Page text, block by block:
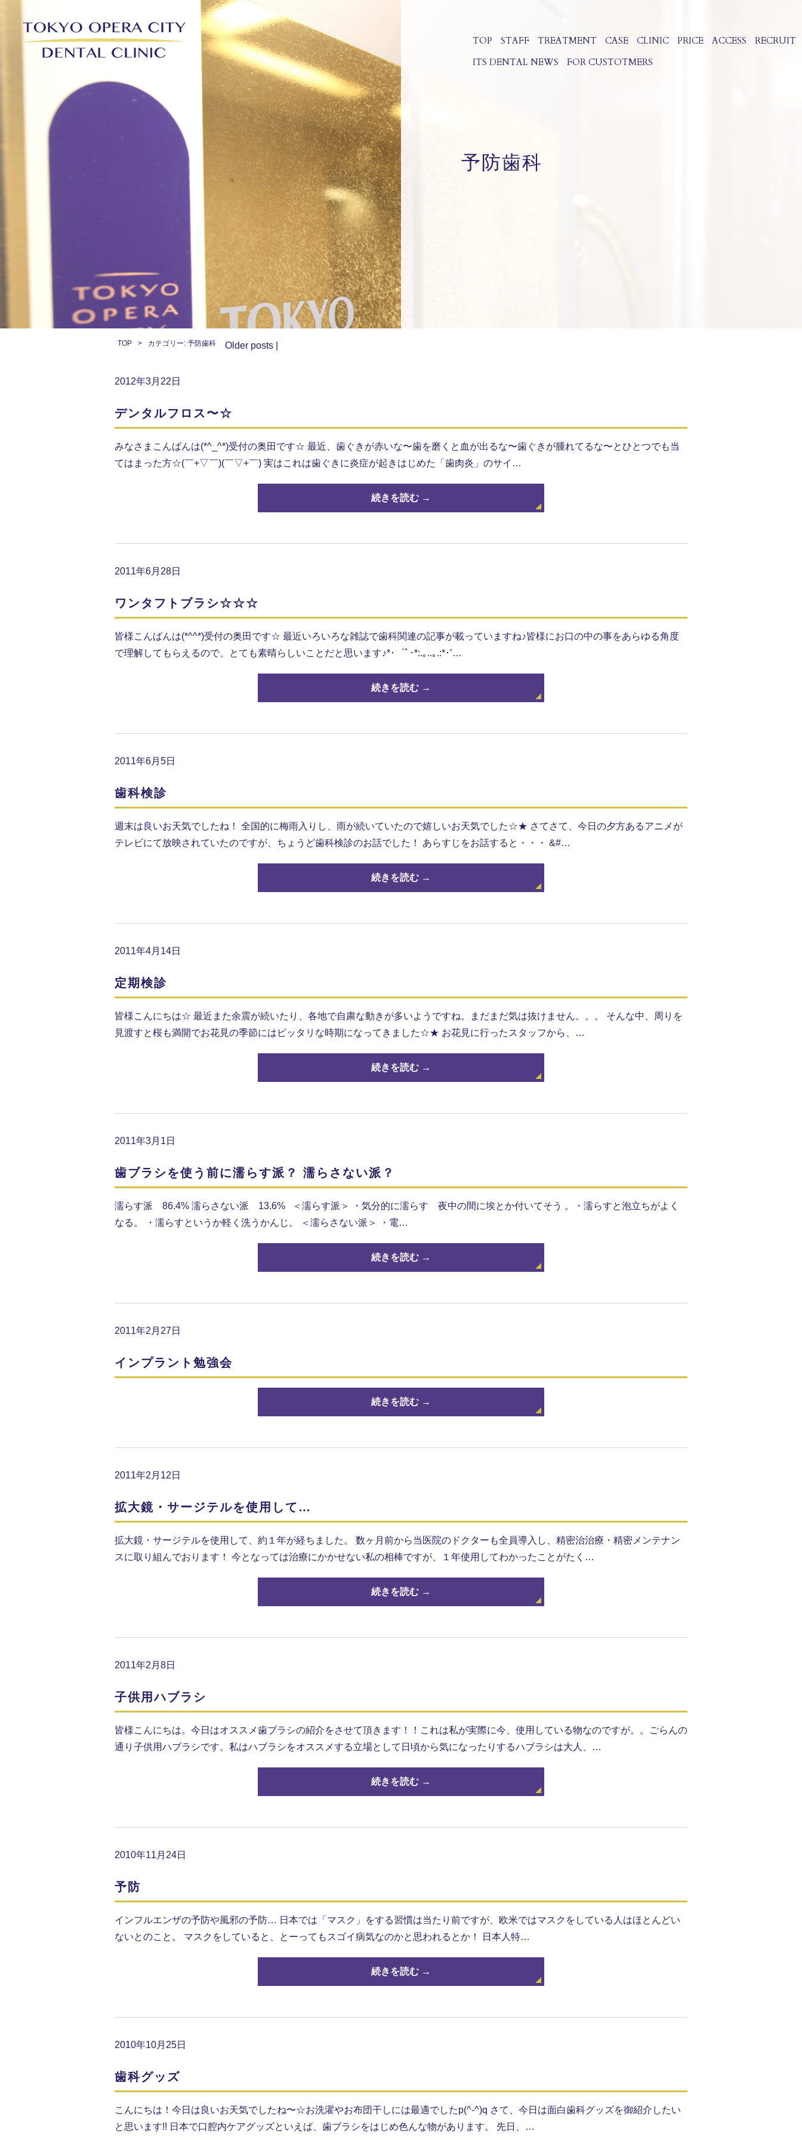
TOP STAFF TREATMENT CASE CLINIC PRICE ACCESS
RECRUIT
ITS DENTAL NEWS
FOR CUSTOTMERS
予防歯科
TOP カテゴリー: 予防歯科 Older posts
2012年3月22日
デンタルフロス〜☆
みなさまこんばんは(*^_^*)受付の奥田です☆ 最近、歯ぐきが赤いな〜歯を磨くと血が出るな〜歯ぐきが腫れてるな〜とひとつでも当
てはまった方☆(￣+▽￣)(￣▽+￣) 実はこれは歯ぐきに炎症が起きはじめた「歯肉炎」のサイ…
続きを読む →
2011年6月28日
ワンタフトブラシ☆☆☆
皆様こんばんは(*^^*)受付の奥田です☆ 最近いろいろな雑誌で歯科関連の記事が載っていますね♪皆様にお口の中の事をあらゆる角度
で理解してもらえるので、とても素晴らしいことだと思います♪*･゜ﾟ･*:.｡..｡.:*･’…
続きを読む →
2011年6月5日
歯科検診
週末は良いお天気でしたね！ 全国的に梅雨入りし、雨が続いていたので嬉しいお天気でした☆★ さてさて、今日の夕方あるアニメが
テレビにて放映されていたのですが、ちょうど歯科検診のお話でした！ あらすじをお話すると・・・ &#…
続きを読む →
2011年4月14日
定期検診
皆様こんにちは☆ 最近また余震が続いたり、各地で自粛な動きが多いようですね。まだまだ気は抜けません。。。 そんな中、周りを
見渡すと桜も満開でお花見の季節にはピッタリな時期になってきました☆★ お花見に行ったスタッフから、…
続きを読む →
2011年3月1日
歯ブラシを使う前に濡らす派？ 濡らさない派？
濡らす派 86.4% 濡らさない派 13.6% ＜濡らす派＞ ・気分的に濡らす 夜中の間に埃とか付いてそう 。・濡らすと泡立ちがよく
なる。 ・濡らすというか軽く洗うかんじ。 ＜濡らさない派＞ ・電…
続きを読む →
2011年2月27日
インプラント勉強会
続きを読む →
2011年2月12日
拡大鏡・サージテルを使用して…
拡大鏡・サージテルを使用して、約１年が経ちました。 数ヶ月前から当医院のドクターも全員導入し、精密治治療・精密メンテナン
スに取り組んでおります！ 今となっては治療にかかせない私の相棒ですが、１年使用してわかったことがたく…
続きを読む →
2011年2月8日
子供用ハブラシ
皆様こんにちは。今日はオススメ歯ブラシの紹介をさせて頂きます！！これは私が実際に今、使用している物なのですが。。ごらんの
通り子供用ハブラシです。私はハブラシをオススメする立場として日頃から気になったりするハブラシは大人、…
続きを読む →
2010年11月24日
予防
インフルエンザの予防や風邪の予防… 日本では「マスク」をする習慣は当たり前ですが、欧米ではマスクをしている人はほとんどい
ないとのこと。 マスクをしていると、とーってもスゴイ病気なのかと思われるとか！ 日本人特…
続きを読む →
2010年10月25日
歯科グッズ
こんにちは！今日は良いお天気でしたね〜☆お洗濯やお布団干しには最適でしたp(^-^)q さて、今日は面白歯科グッズを御紹介したい
と思います!! 日本で口腔内ケアグッズといえば、歯ブラシをはじめ色んな物があります。 先日、…